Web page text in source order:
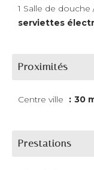
1 Salle de
serviettes
Proximités
Centre ville 30
Prestations